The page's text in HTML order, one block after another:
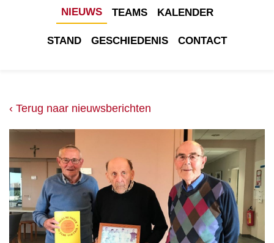
NIEUWS TEAMS KALENDER
STAND GESCHIEDENIS CONTACT
‹ Terug naar nieuwsberichten